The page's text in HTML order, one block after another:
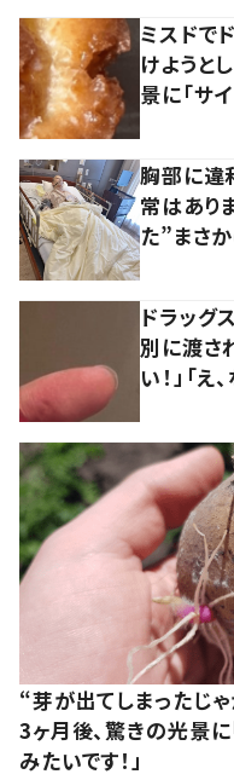
ミスドで
けよう
景に「サ
胸部に違
常はあり
た”まさ
ドラッグ
別に渡さ
い！」「え
“芽が出てしまったじ
3ヶ月後、驚きの光景に
みたいです！」